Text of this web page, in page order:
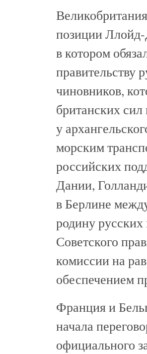
позиции
в котором
правительству
чиновников,
британских
у
морским
российских
Дании,
в Берлине
родину
Советского
комиссии на
обеспечением
Франция и
начала
официального